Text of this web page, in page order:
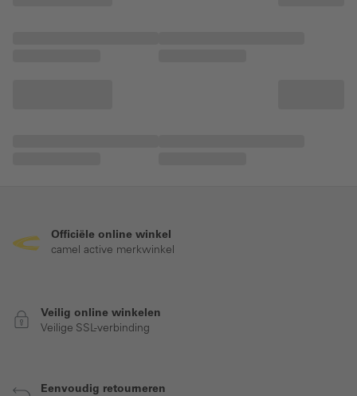
Officiële online winkel
camel active merkwinkel
Veilig online winkelen
Veilige SSL-verbinding
Eenvoudig retourneren